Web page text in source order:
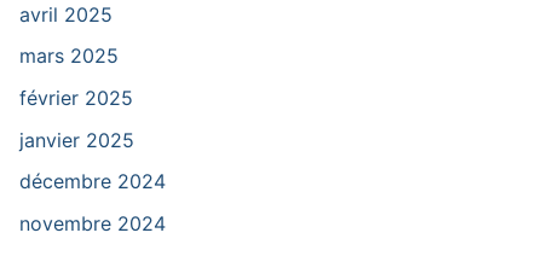
avril 2025
mars 2025
février 2025
janvier 2025
décembre 2024
novembre 2024